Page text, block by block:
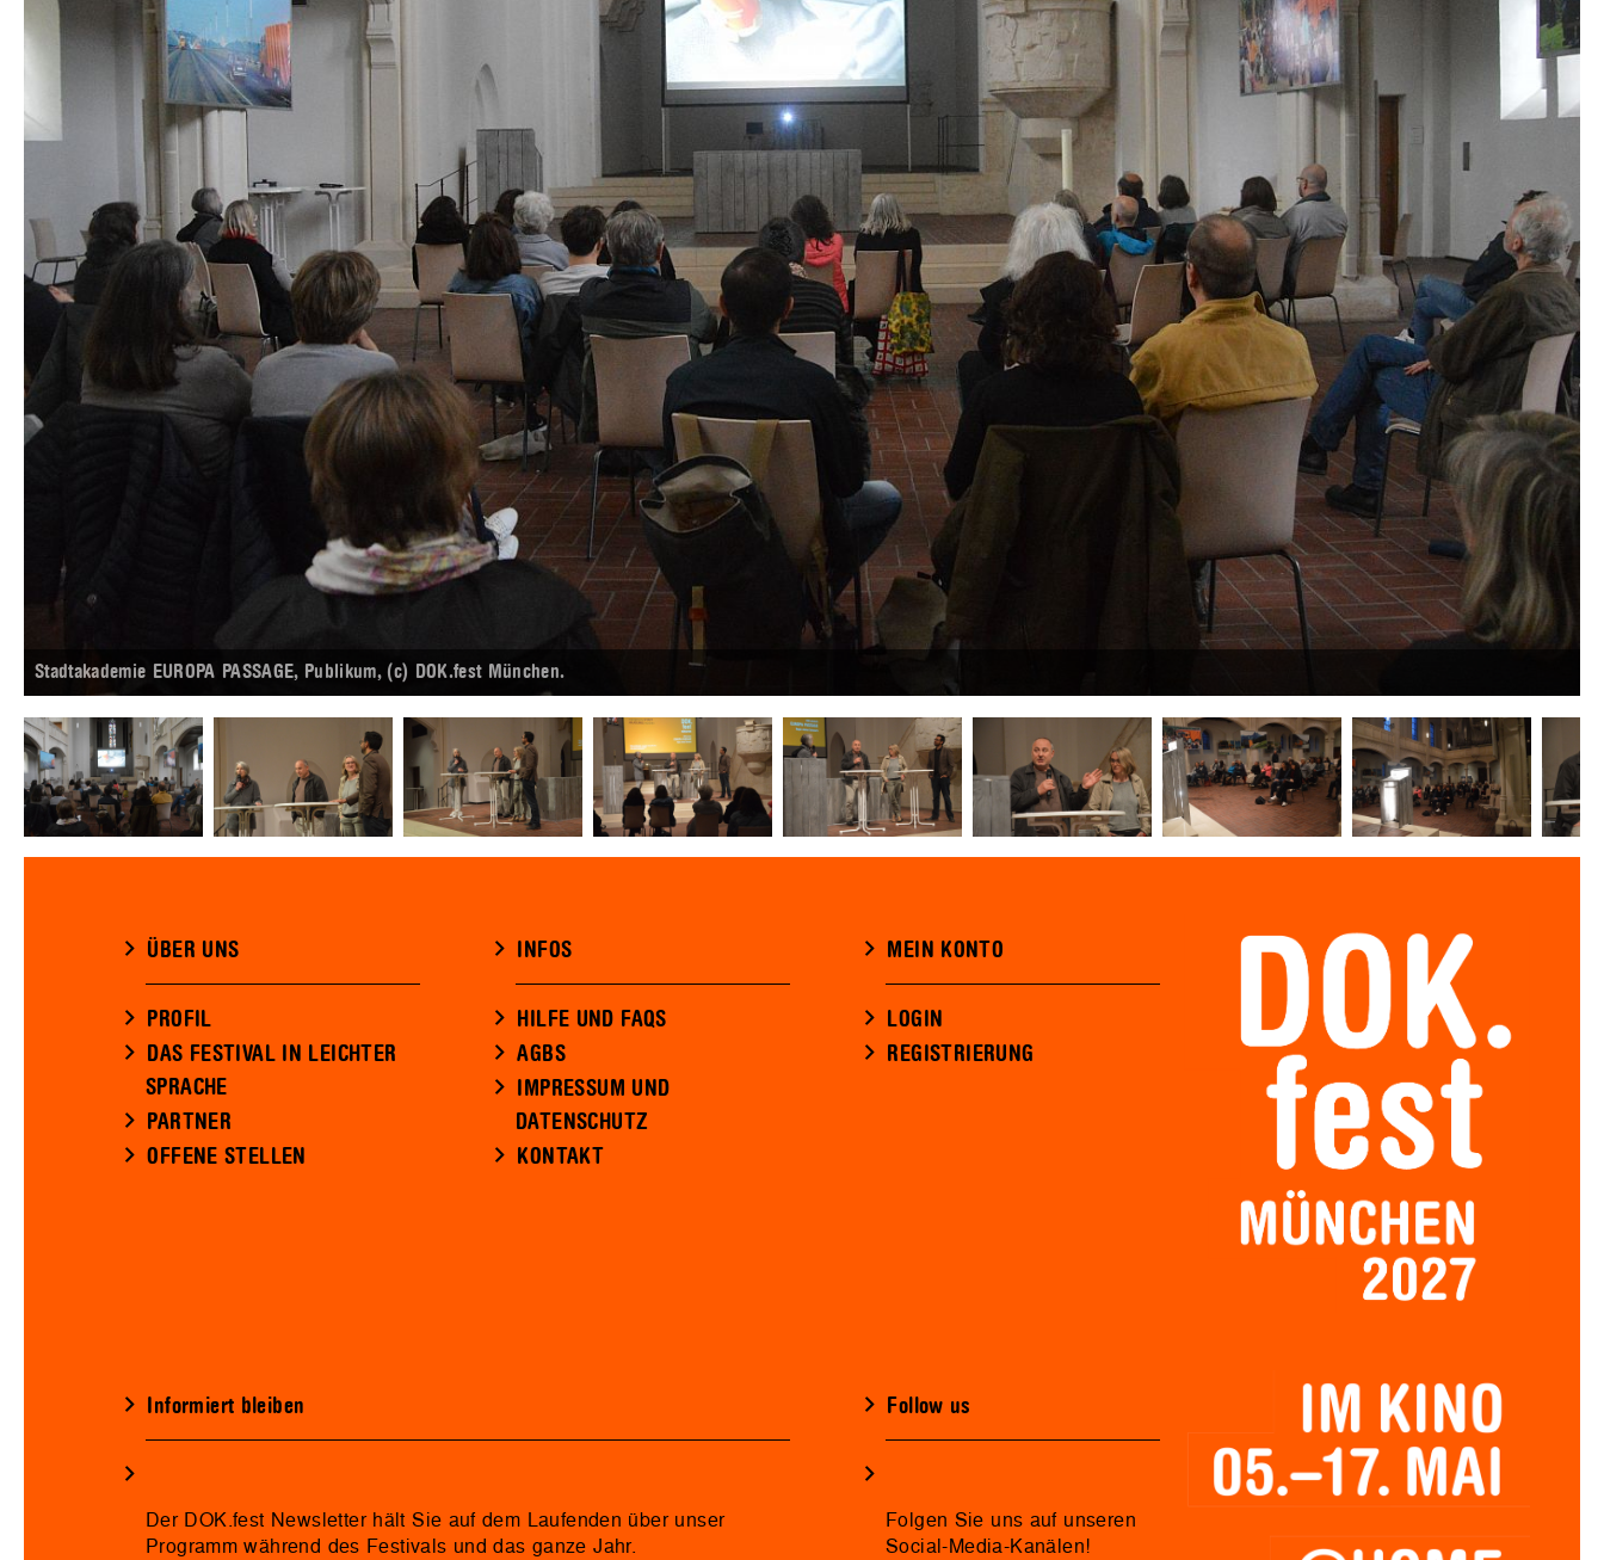
Stadtakademie EUROPA PASSAGE, Publikum, (c) DOK.fest München.
ÜBER UNS
PROFIL
DAS FESTIVAL IN LEICHTER
SPRACHE
PARTNER
OFFENE STELLEN
INFOS
HILFE UND FAQS
AGBS
IMPRESSUM UND
DATENSCHUTZ
KONTAKT
MEIN KONTO
LOGIN
REGISTRIERUNG
Informiert bleiben
Der DOK.fest Newsletter hält Sie auf dem Laufenden über unser
Programm während des Festivals und das ganze Jahr.
Follow us
Folgen Sie uns auf unseren
Social-Media-Kanälen!